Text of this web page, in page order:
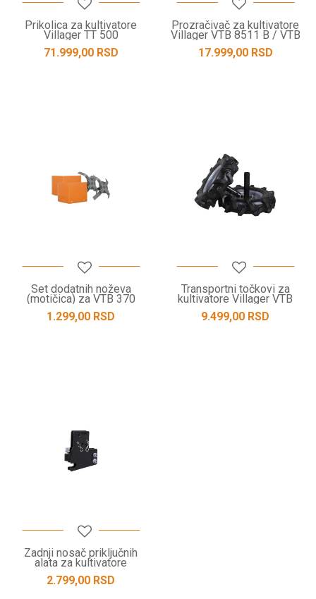
Prikolica za kultivatore
Villager TT 500
71.999,00 RSD
Prozračivač za kultivatore
Villager VTB 8511 B / VTB
8511 V
17.999,00 RSD
Set dodatnih noževa
(motičica) za VTB 370
1.299,00 RSD
Transportni točkovi za
kultivatore Villager VTB
8511 B / VTB 8511 V
9.499,00 RSD
Zadnji nosač priključnih
alata za kultivatore
Villager VTB 8511 B / VTB
8511 ...
2.799,00 RSD